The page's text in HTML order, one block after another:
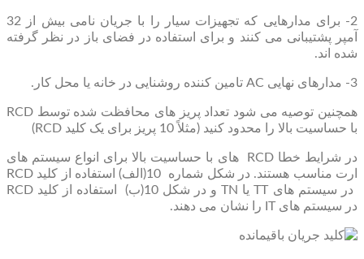
2- برای مدارهایی که تجهیزات سیار را با جریان نامی بیش از 32
آمپر پشتیبانی می کنند و برای استفاده در فضای باز در نظر گرفته
شده اند.
3- مدارهای نهایی AC تامین کننده روشنایی در خانه یا محل کار.
همچنین توصیه می شود تعداد پریز های محافظت شده توسط RCD
با حساسیت بالا را محدود کنید (مثلاً 10 پریز برای یک کلید RCD)
در شرایط خطا RCD های با حساسیت بالا برای انواع سیستم های
ارت مناسب هستند. در شکل شماره 10(الف) استفاده از کلید RCD
در سیستم های TT یا TN و در شکل 10(ب) استفاده از کلید RCD
در سیستم های IT را نشان می دهند.